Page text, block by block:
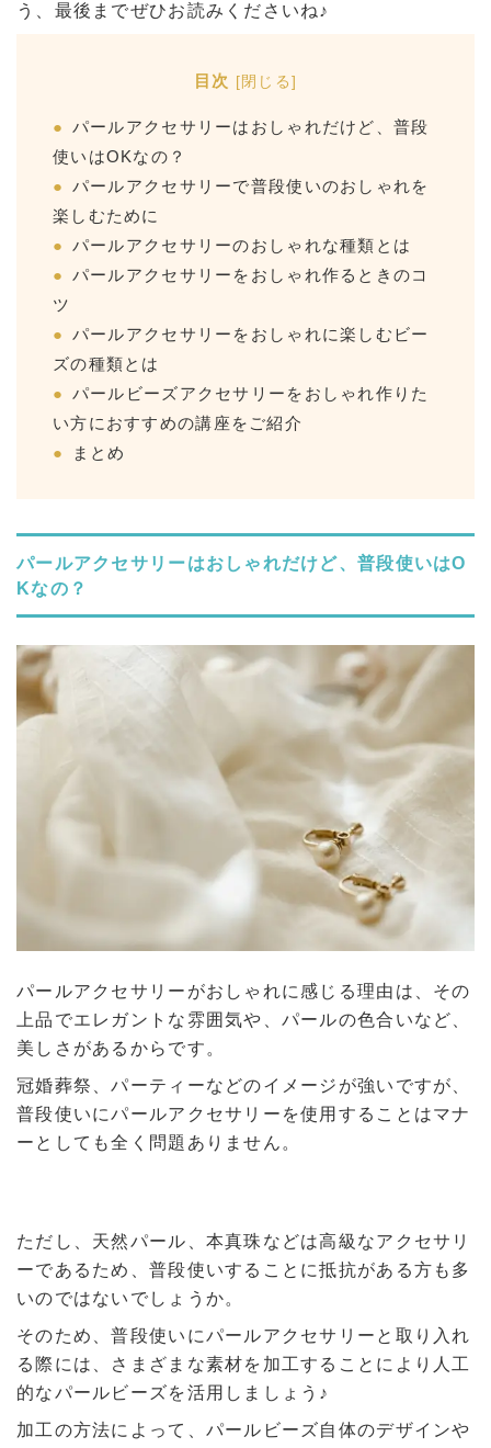
う、最後までぜひお読みくださいね♪
目次 [ 閉じる ]
パールアクセサリーはおしゃれだけど、普段
使いはOKなの？
パールアクセサリーで普段使いのおしゃれを
楽しむために
パールアクセサリーのおしゃれな種類とは
パールアクセサリーをおしゃれ作るときのコ
ツ
パールアクセサリーをおしゃれに楽しむビー
ズの種類とは
パールビーズアクセサリーをおしゃれ作りた
い方におすすめの講座をご紹介
まとめ
パールアクセサリーはおしゃれだけど、普段使いはO
Kなの？
パールアクセサリーがおしゃれに感じる理由は、その
上品でエレガントな雰囲気や、パールの色合いなど、
美しさがあるからです。
冠婚葬祭、パーティーなどのイメージが強いですが、
普段使いにパールアクセサリーを使用することはマナ
ーとしても全く問題ありません。
ただし、天然パール、本真珠などは高級なアクセサリ
ーであるため、普段使いすることに抵抗がある方も多
いのではないでしょうか。
そのため、普段使いにパールアクセサリーと取り入れ
る際には、さまざまな素材を加工することにより人工
的なパールビーズを活用しましょう♪
加工の方法によって、パールビーズ自体のデザインや